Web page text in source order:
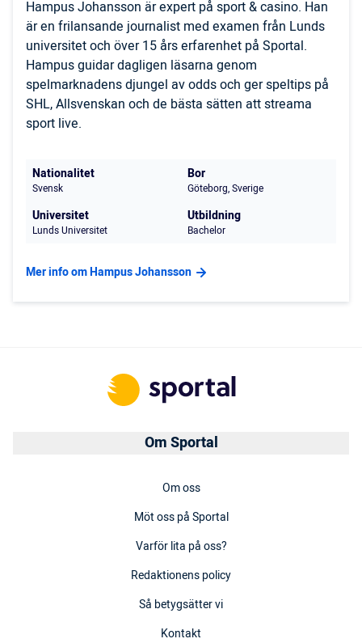
Hampus Johansson är expert på sport & casino. Han
är en frilansande journalist med examen från Lunds
universitet och över 15 års erfarenhet på Sportal.
Hampus guidar dagligen läsarna genom
spelmarknadens djungel av odds och ger speltips på
SHL, Allsvenskan och de bästa sätten att streama
sport live.
Nationalitet
Svensk
Bor
Göteborg, Sverige
Universitet
Lunds Universitet
Utbildning
Bachelor
Mer info om Hampus Johansson
Om Sportal
Om oss
Möt oss på Sportal
Varför lita på oss?
Redaktionens policy
Så betygsätter vi
Kontakt